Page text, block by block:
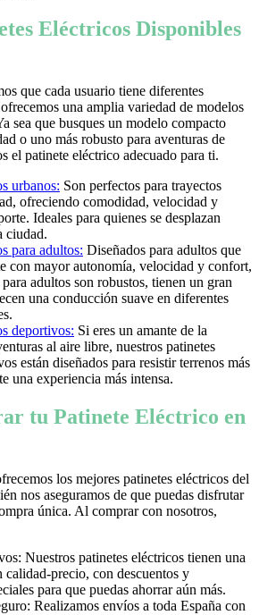
Eléctricos Disponibles
que cada usuario tiene diferentes
una amplia variedad de modelos
sea que busques un modelo compacto
o uno más robusto para aventuras de
el patinete eléctrico adecuado para ti.
urbanos: Son perfectos para trayectos
ofreciendo comodidad, velocidad y
Ideales para quienes se desplazan
ciudad.
para adultos: Diseñados para adultos que
con mayor autonomía, velocidad y confort,
adultos son robustos, tienen un gran
una conducción suave en diferentes
deportivos: Si eres un amante de la
al aire libre, nuestros patinetes
están diseñados para resistir terrenos más
una experiencia más intensa.
tu Patinete Eléctrico en
los mejores patinetes eléctricos del
nos aseguramos de que puedas disfrutar
única. Al comprar con nosotros,
Nuestros patinetes eléctricos tienen una
calidad-precio, con descuentos y
para que puedas ahorrar aún más.
Realizamos envíos a toda España con